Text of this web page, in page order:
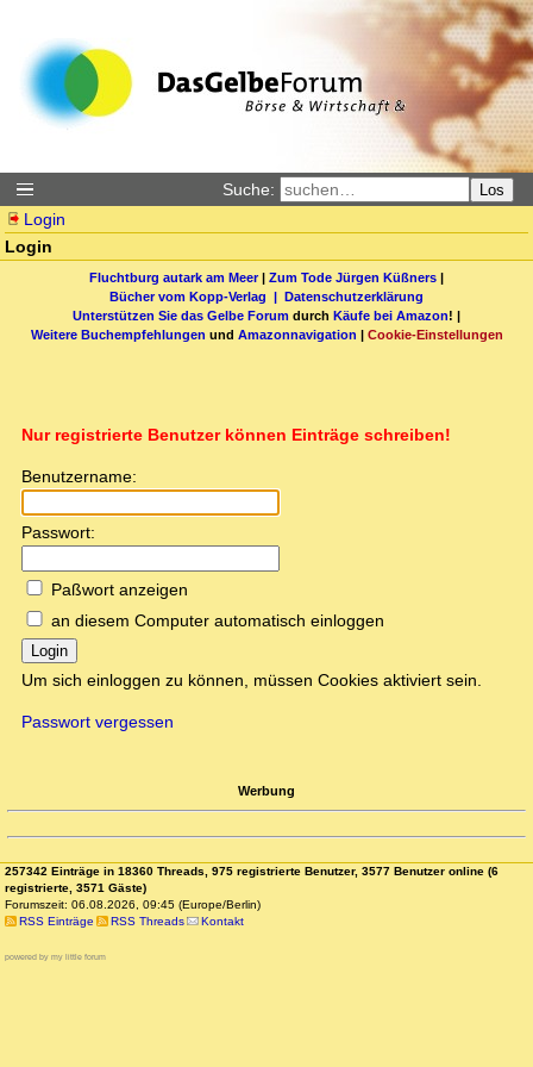
Suche: Los
Login
Login
Fluchtburg autark am Meer| Zum Tode Jürgen Küßners |
Bücher vom Kopp-Verlag | Datenschutzerklärung
Unterstützen Sie das Gelbe Forum durch Käufe bei Amazon! |
Weitere Buchempfehlungen und Amazonnavigation | Cookie-Einstellungen
Nur registrierte Benutzer können Einträge schreiben!
Benutzername:
Passwort:
Paßwort anzeigen
an diesem Computer automatisch einloggen
Login
Um sich einloggen zu können, müssen Cookies aktiviert sein.
Passwort vergessen
Werbung
257342 Einträge in 18360 Threads, 975 registrierte Benutzer, 3577 Benutzer online (6
registrierte, 3571 Gäste)
Forumszeit: 06.08.2026, 09:45 (Europe/Berlin)
RSS Einträge
RSS Threads Kontakt
powered by my little forum